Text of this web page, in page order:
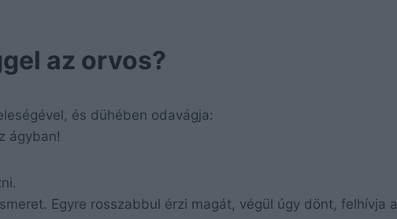
az orvos?
és dühében odavágja:
ágyban!
Egyre rosszabbul érzi magát, végül úgy dönt, felhívja a